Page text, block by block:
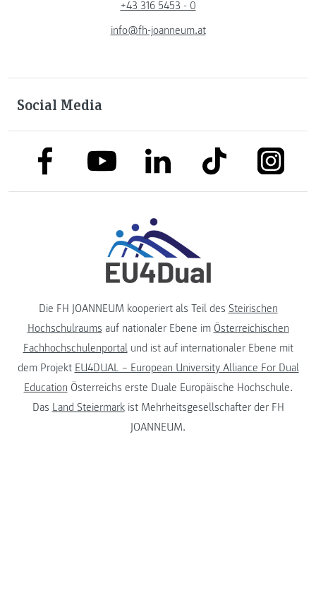
+43 316 5453 - 0
info@fh-joanneum.at
Social Media
link to facebooklink to youtubelink to linkedinlink to tiktok
Die FH JOANNEUM kooperiert als Teil des Steirischen
Hochschulraums auf nationaler Ebene im Österreichischen
Fachhochschulenportalund ist auf internationaler Ebene mit
dem Projekt EU4DUAL – European University Alliance For Dual
Education Österreichs erste Duale Europäische Hochschule.
Das Land Steiermarkist Mehrheitsgesellschafter der FH
JOANNEUM.